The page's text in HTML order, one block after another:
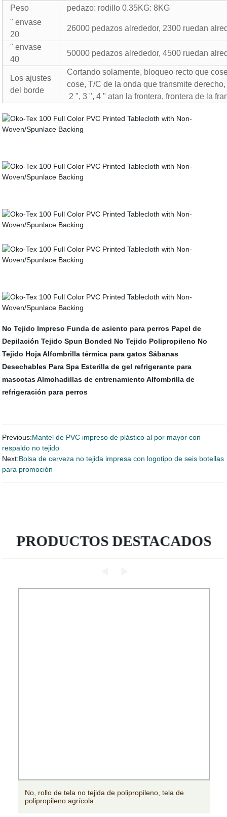
Peso
pedazo: rodillo 0.35KG: 8KG
" envase
20
26000 pedazos alrededor, 2300 ruedan
" envase
40
50000 pedazos alrededor, 4500 ruedan
Los ajustes
del borde
Cortando solamente, bloqueo recto que
cose, T/C de la onda que transmite derecho,
2 ", 3 ", 4 " atan la frontera, frontera de la
No Tejido Impreso Funda de asiento para perros Papel de
Depilación Tejido Spun Bonded No Tejido Polipropileno No
Tejido Hoja Alfombrilla térmica para gatos Sábanas
Desechables Para Spa Esterilla de gel refrigerante para
mascotas Almohadillas de entrenamiento Alfombrilla de
refrigeración para perros
Previous:Mantel de PVC impreso de plástico al por mayor con
respaldo no tejido
Next:Bolsa de cerveza no tejida impresa con logotipo de seis botellas
para promoción
PRODUCTOS DESTACADOS
No, rollo de tela no tejida de polipropileno, tela de
polipropileno agrícola